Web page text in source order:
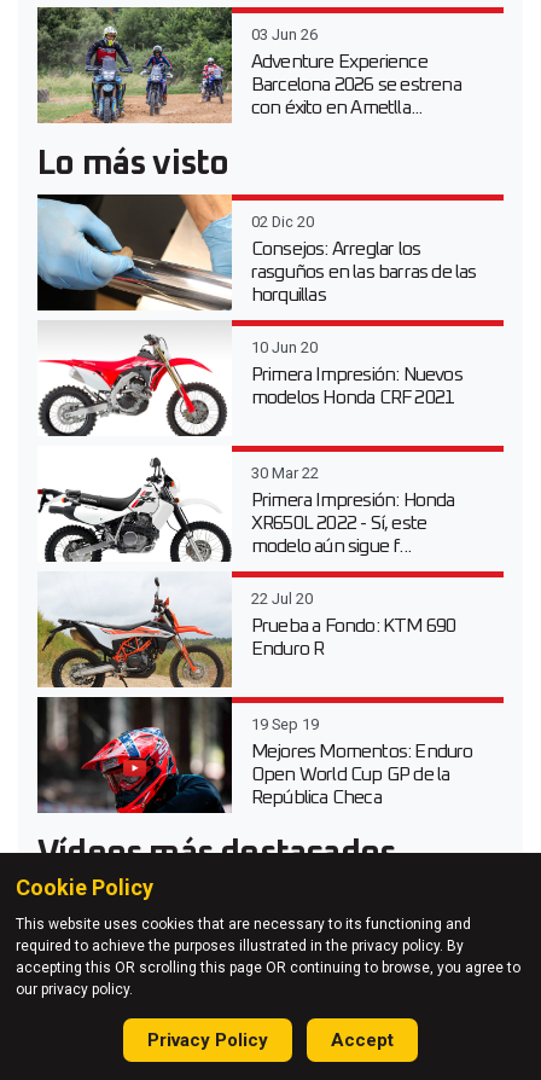
03 Jun 26
Adventure Experience
Barcelona 2026 se estrena
con éxito en Ametlla...
Lo más visto
02 Dic 20
Consejos: Arreglar los
rasguños en las barras de las
horquillas
10 Jun 20
Primera Impresión: Nuevos
modelos Honda CRF 2021
30 Mar 22
Primera Impresión: Honda
XR650L 2022 - Sí, este
modelo aún sigue f...
22 Jul 20
Prueba a Fondo: KTM 690
Enduro R
19 Sep 19
Mejores Momentos: Enduro
Open World Cup GP de la
República Checa
Vídeos más destacados
Sigue en directo la gran final
del Red Bull Erzbergrodeo
20 Abr 26
Vídeo prueba de la Suzuki
Cookie Policy
This website uses cookies that are necessary to its functioning and
required to achieve the purposes illustrated in the privacy policy. By
accepting this OR scrolling this page OR continuing to browse, you agree to
our privacy policy.
Privacy Policy Accept